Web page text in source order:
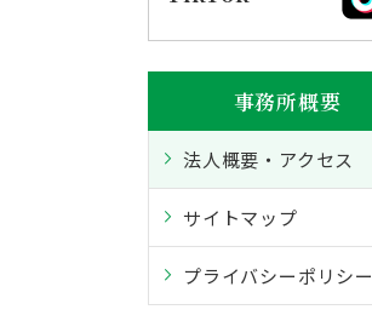
事務所概要
法人概要・アクセス
サイトマップ
プライバシーポリシー